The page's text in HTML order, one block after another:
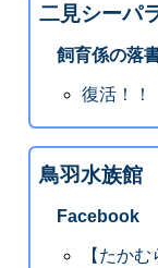
二見シーパ
飼育係の落
復活！！
鳥羽水族館
Facebook
【たか